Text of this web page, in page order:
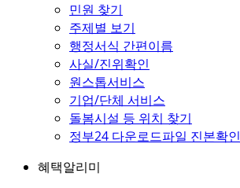
민원 찾기
주제별 보기
행정서식 간편이름
사실/진위확인
원스톱서비스
기업/단체 서비스
돌봄시설 등 위치 찾기
정부24 다운로드파일 진본확인
혜택알리미